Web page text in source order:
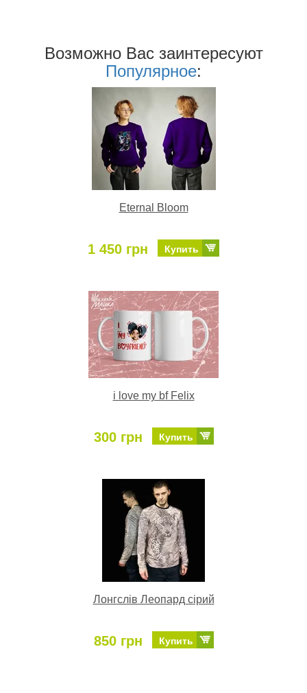
Возможно Ваc заинтересуют
Популярное:
Eternal Bloom
1 450 грн Купить
i love my bf Felix
300 грн Купить
Лонгслів Леопард сірий
850 грн Купить